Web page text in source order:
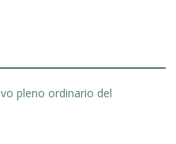
pleno ordinario del